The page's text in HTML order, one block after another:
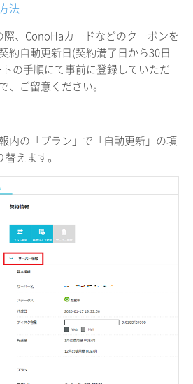
法
、ConoHaカードなどのクーポンを
約自動更新日(契約満了日から30日
の手順にて事前に登録していただ
、ご留意ください。
内の「プラン」で「自動更新」の項
えます。